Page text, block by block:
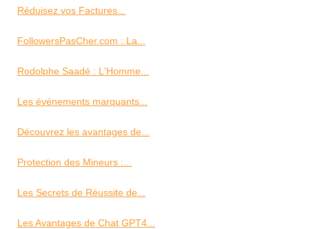
Réduisez vos Factures...
FollowersPasCher.com : La...
Rodolphe Saadé : L'Homme...
Les événements marquants...
Découvrez les avantages de...
Protection des Mineurs :...
Les Secrets de Réussite de...
Les Avantages de Chat GPT4...